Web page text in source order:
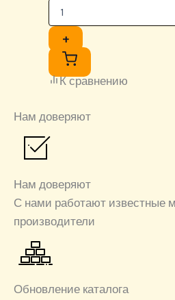
+
К сравнению
Нам доверяют
Нам доверяют
С нами работают известные
производители
Обновление каталога